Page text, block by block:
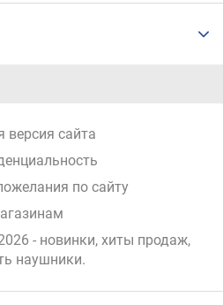
версия сайта
по сайту
- новинки, хиты продаж,
наушники.